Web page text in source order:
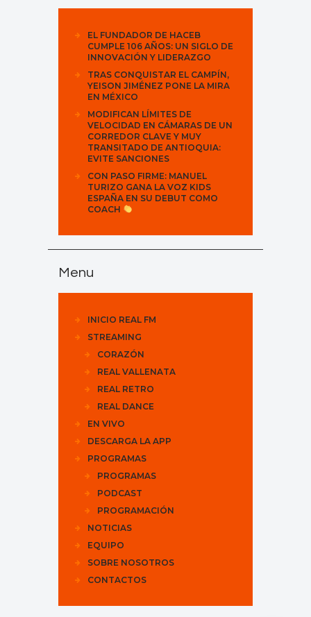
EL FUNDADOR DE HACEB
CUMPLE 106 AÑOS: UN SIGLO DE
INNOVACIÓN Y LIDERAZGO
TRAS CONQUISTAR EL CAMPÍN,
YEISON JIMÉNEZ PONE LA MIRA
EN MÉXICO
MODIFICAN LÍMITES DE
VELOCIDAD EN CÁMARAS DE UN
CORREDOR CLAVE Y MUY
TRANSITADO DE ANTIOQUIA:
EVITE SANCIONES
CON PASO FIRME: MANUEL
TURIZO GANA LA VOZ KIDS
ESPAÑA EN SU DEBUT COMO
COACH
Menu
INICIO REAL FM
STREAMING
CORAZÓN
REAL VALLENATA
REAL RETRO
REAL DANCE
EN VIVO
DESCARGA LA APP
PROGRAMAS
PROGRAMAS
PODCAST
PROGRAMACIÓN
NOTICIAS
EQUIPO
SOBRE NOSOTROS
CONTACTOS